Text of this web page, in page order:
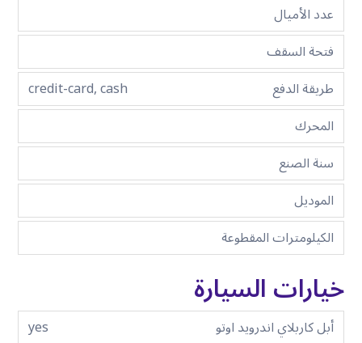
عدد الأميال
فتحة السقف
طريقة الدفع
credit-card, cash
المحرك
سنة الصنع
الموديل
الكيلومترات المقطوعة
خيارات السيارة
أبل كاربلاي اندرويد اوتو
yes